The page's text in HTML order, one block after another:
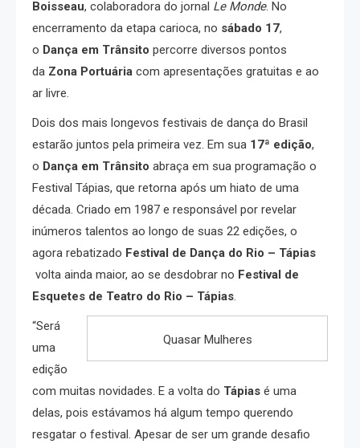
Boisseau, colaboradora do jornal Le Monde. No
encerramento da etapa carioca, no sábado 17,
o Dança em Trânsito percorre diversos pontos
da Zona Portuária com apresentações gratuitas e ao
ar livre.
Dois dos mais longevos festivais de dança do Brasil
estarão juntos pela primeira vez. Em sua 17ª edição,
o Dança em Trânsito abraça em sua programação o
Festival Tápias, que retorna após um hiato de uma
década. Criado em 1987 e responsável por revelar
inúmeros talentos ao longo de suas 22 edições, o
agora rebatizado Festival de Dança do Rio – Tápias
volta ainda maior, ao se desdobrar no Festival de
Esquetes de Teatro do Rio – Tápias.
Quasar Mulheres
“Será
uma
edição
com muitas novidades. E a volta do Tápias é uma
delas, pois estávamos há algum tempo querendo
resgatar o festival. Apesar de ser um grande desafio